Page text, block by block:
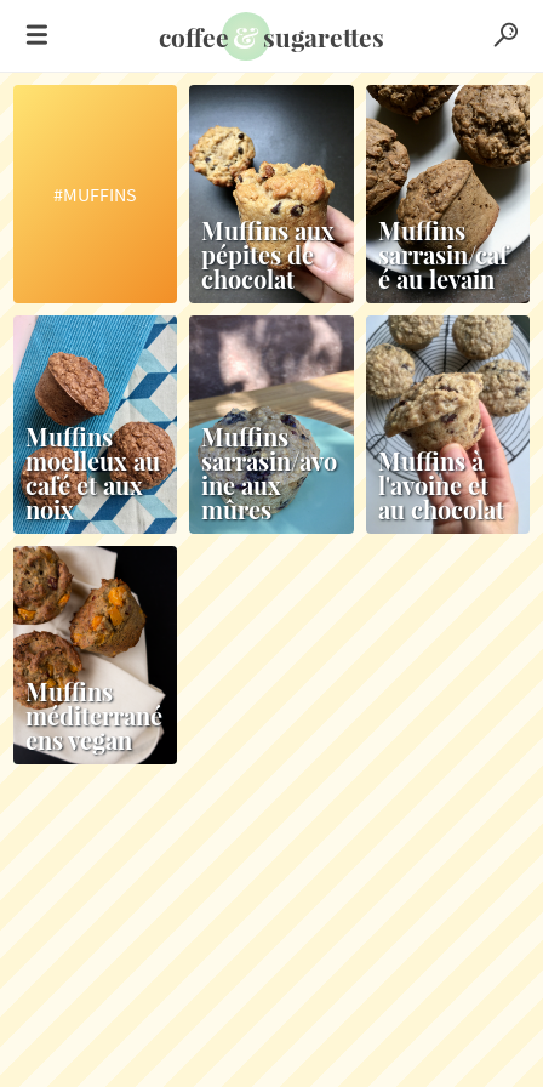
coffee&sugarettes
#MUFFINS
Muffins aux
pépites de
chocolat
Muffins
sarrasin/caf
é au levain
Muffins
moelleux au
café et aux
noix
Muffins
sarrasin/avo
ine aux
mûres
Muffins à
l'avoine et
au chocolat
Muffins
méditerrané
ens vegan